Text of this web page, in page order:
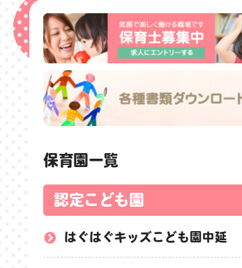
保育園一覧
認定こども園
はぐはぐキッズこども園中延